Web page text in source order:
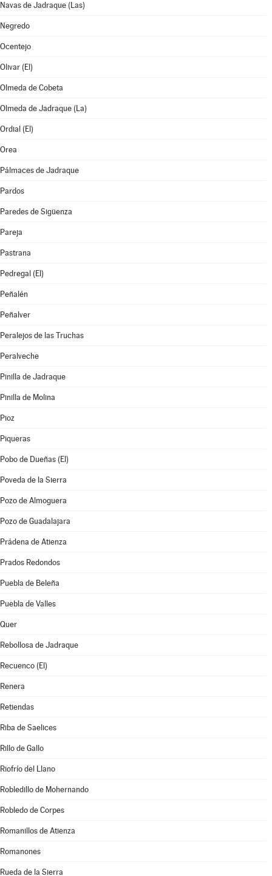
Navas de Jadraque (Las)
Negredo
Ocentejo
Olivar (El)
Olmeda de Cobeta
Olmeda de Jadraque (La)
Ordial (El)
Orea
Pálmaces de Jadraque
Pardos
Paredes de Sigüenza
Pareja
Pastrana
Pedregal (El)
Peñalén
Peñalver
Peralejos de las Truchas
Peralveche
Pinilla de Jadraque
Pinilla de Molina
Pioz
Piqueras
Pobo de Dueñas (El)
Poveda de la Sierra
Pozo de Almoguera
Pozo de Guadalajara
Prádena de Atienza
Prados Redondos
Puebla de Beleña
Puebla de Valles
Quer
Rebollosa de Jadraque
Recuenco (El)
Renera
Retiendas
Riba de Saelices
Rillo de Gallo
Riofrío del Llano
Robledillo de Mohernando
Robledo de Corpes
Romanillos de Atienza
Romanones
Rueda de la Sierra